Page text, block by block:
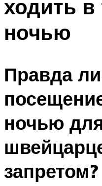
ходить в
ночью
Правда
ночью
запретом?